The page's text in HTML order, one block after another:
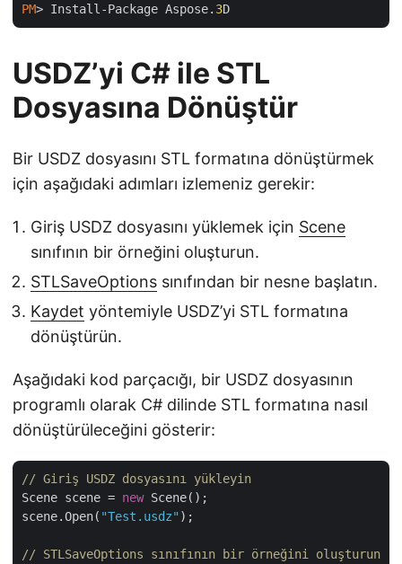
PM> Install-Package Aspose. 3
USDZ’yi C# ile STL
Dosyasına Dönüştür
Bir USDZ dosyasını STL formatına dönüştürmek
için aşağıdaki adımları izlemeniz gerekir:
Giriş USDZ dosyasını yüklemek için Scene
sınıfının bir örneğini oluşturun.
STLSaveOptions sınıfından bir nesne başlatın.
Kaydet yöntemiyle USDZ’yi STL formatına
dönüştürün.
Aşağıdaki kod parçacığı, bir USDZ dosyasının
programlı olarak C# dilinde STL formatına nasıl
dönüştürüleceğini gösterir:
// Giriş USDZ dosyasını yükleyin
Scene scene = new Scene();
scene.Open( "Test.usdz" );
// STLSaveOptions sınıfının bir örneğini oluşturun